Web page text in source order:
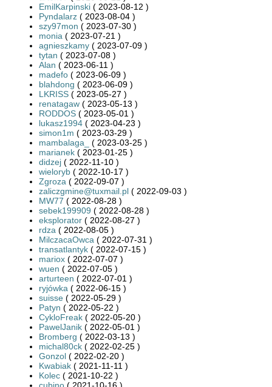
EmilKarpinski ( 2023-08-12 )
Pyndalarz ( 2023-08-04 )
szy97mon ( 2023-07-30 )
monia ( 2023-07-21 )
agnieszkamy ( 2023-07-09 )
tytan ( 2023-07-08 )
Alan ( 2023-06-11 )
madefo ( 2023-06-09 )
blahdong ( 2023-06-09 )
LKRISS ( 2023-05-27 )
renatagaw ( 2023-05-13 )
RODDOS ( 2023-05-01 )
lukasz1994 ( 2023-04-23 )
simon1m ( 2023-03-29 )
mambalaga_
( 2023-03-25 )
marianek ( 2023-01-25 )
didzej ( 2022-11-10 )
wieloryb ( 2022-10-17 )
Zgroza ( 2022-09-07 )
zaliczgmine@tuxmail.pl ( 2022-09-03 )
MW77 ( 2022-08-28 )
sebek199909 ( 2022-08-28 )
eksplorator ( 2022-08-27 )
rdza ( 2022-08-05 )
MilczacaOwca ( 2022-07-31 )
transatlantyk ( 2022-07-15 )
mariox ( 2022-07-07 )
wuen ( 2022-07-05 )
arturteen ( 2022-07-01 )
ryjówka ( 2022-06-15 )
suisse ( 2022-05-29 )
Patyn ( 2022-05-22 )
CykloFreak ( 2022-05-20 )
PawelJanik ( 2022-05-01 )
Bromberg ( 2022-03-13 )
michal80ck ( 2022-02-25 )
Gonzol ( 2022-02-20 )
Kwabiak ( 2021-11-11 )
Kolec ( 2021-10-22 )
cubino ( 2021-10-16 )